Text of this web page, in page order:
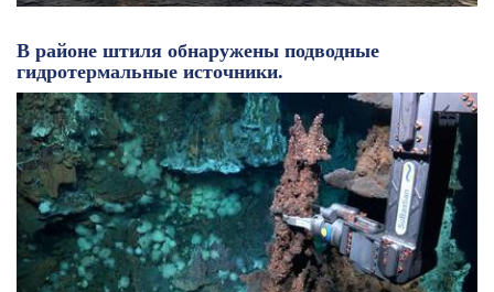
В районе штиля обнаружены подводные
гидротермальные источники.